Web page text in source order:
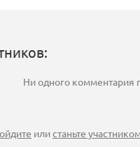
Ни одного комментария
илистаньте